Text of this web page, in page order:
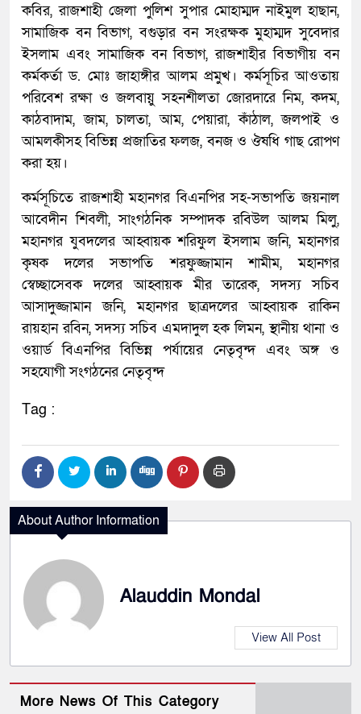
কবির, রাজশাহী জেলা পুলিশ সুপার মোহাম্মদ নাইমুল হাছান,
সামাজিক বন বিভাগ, বগুড়ার বন সংরক্ষক মুহাম্মদ সুবেদার
ইসলাম এবং সামাজিক বন বিভাগ, রাজশাহীর বিভাগীয় বন
কর্মকর্তা ড. মোঃ জাহাঙ্গীর আলম প্রমুখ। কর্মসূচির আওতায়
পরিবেশ রক্ষা ও জলবায়ু সহনশীলতা জোরদারে নিম, কদম,
কাঠবাদাম, জাম, চালতা, আম, পেয়ারা, কাঁঠাল, জলপাই ও
আমলকীসহ বিভিন্ন প্রজাতির ফলজ, বনজ ও ঔষধি গাছ রোপণ
করা হয়।
কর্মসূচিতে রাজশাহী মহানগর বিএনপির সহ-সভাপতি জয়নাল
আবেদীন শিবলী, সাংগঠনিক সম্পাদক রবিউল আলম মিলু,
মহানগর যুবদলের আহ্বায়ক শরিফুল ইসলাম জনি, মহানগর
কৃষক দলের সভাপতি শরফুজ্জামান শামীম, মহানগর
স্বেচ্ছাসেবক দলের আহ্বায়ক মীর তারেক, সদস্য সচিব
আসাদুজ্জামান জনি, মহানগর ছাত্রদলের আহ্বায়ক রাকিন
রায়হান রবিন, সদস্য সচিব এমদাদুল হক লিমন, স্থানীয় থানা ও
ওয়ার্ড বিএনপির বিভিন্ন পর্যায়ের নেতৃবৃন্দ এবং অঙ্গ ও
সহযোগী সংগঠনের নেতৃবৃন্দ
Tag :
About Author Information
Alauddin Mondal
View All Post
More News Of This Category